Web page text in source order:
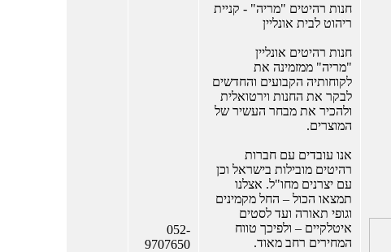
חנות רהיטים "מריה" - קניית
ריהוט לבית אונליין
חנות רהיטים אונליין
"מריה" ממזמינה את
לקוחותיה הקבועים והחדשים
לבקר את החנות וירטואלית
ולהכיר את מבחר העשיר של
המוצרים.
אנו עובדים עם חברות
רהיטים מובילות בישראל וכן
עם יצרנים מחו"ל. אצלנו
תמצאו הכול – החל מקמינים
וגופי תאורה ועד לסטים
איטלקיים – ולפיכך טווח
המחירים רחב מאוד.
052-
9707650